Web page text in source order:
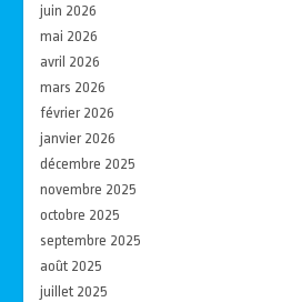
juin 2026
mai 2026
avril 2026
mars 2026
février 2026
janvier 2026
décembre 2025
novembre 2025
octobre 2025
septembre 2025
août 2025
juillet 2025